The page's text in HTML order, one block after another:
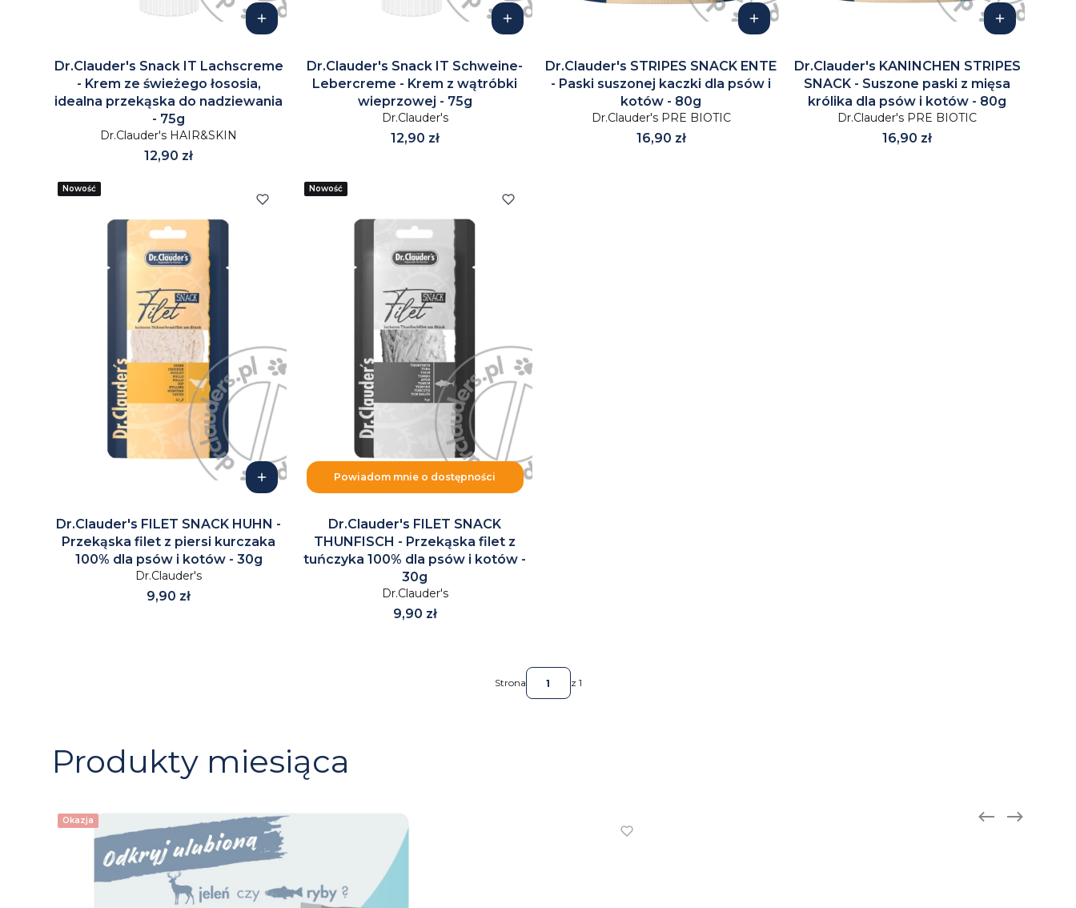
Dr.Clauder's Snack IT Lachscreme
- Krem ze świeżego łososia,
idealna przekąska do nadziewania
- 75g
Dr.Clauder's HAIR&SKIN
Cena
12,90 zł
Dr.Clauder's Snack IT Schweine-
Lebercreme - Krem z wątróbki
wieprzowej - 75g
Dr.Clauder's
Cena
12,90 zł
Dr.Clauder's STRIPES SNACK ENTE
- Paski suszonej kaczki dla psów i
kotów - 80g
Dr.Clauder's PRE BIOTIC
Cena
16,90 zł
Dr.Clauder's KANINCHEN STRIPES
SNACK - Suszone paski z mięsa
królika dla psów i kotów - 80g
Dr.Clauder's PRE BIOTIC
Cena
16,90 zł
Nowość
Dr.Clauder's FILET SNACK HUHN -
Przekąska filet z piersi kurczaka
100% dla psów i kotów - 30g
Dr.Clauder's
Cena
9,90 zł
Nowość
Powiadom mnie o dostępności
Dr.Clauder's FILET SNACK
THUNFISCH - Przekąska filet z
tuńczyka 100% dla psów i kotów -
30g
Dr.Clauder's
Cena
9,90 zł
Strona z 1
Produkty miesiąca
Okazja